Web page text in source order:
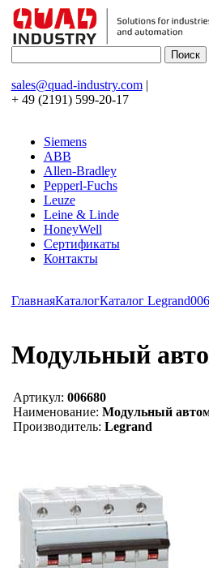
sales@quad-industry.com|
+ 49 (2191) 599-20-17
Siemens
ABB
Allen-Bradley
Pepperl-Fuchs
Leuze
Leine & Linde
HoneyWell
Сертификаты
Контакты
ГлавнаяКаталогКаталог Legrand006
Модульный
Артикул: 006680
Наименование: Модульный
Производитель: Legrand